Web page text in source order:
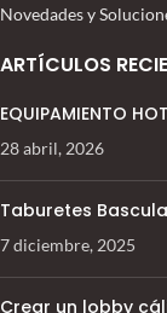
Novedades y
ARTÍCULOS
EQUIPAMIENTO
28 abril, 2026
Taburetes
7 diciembre, 2025
Crear un lobby